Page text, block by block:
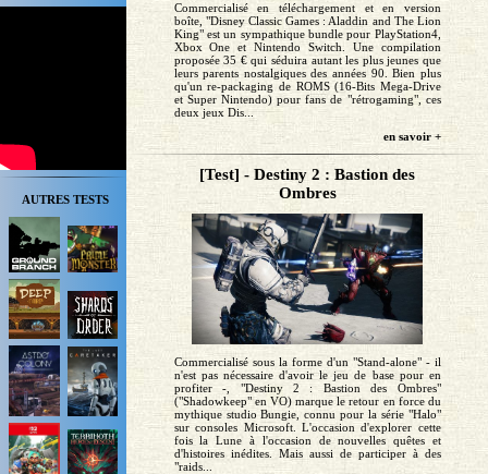
AUTRES TESTS
Commercialisé en téléchargement et en version
boîte, "Disney Classic Games : Aladdin and The Lion
King" est un sympathique bundle pour PlayStation4,
Xbox One et Nintendo Switch. Une compilation
proposée 35 € qui séduira autant les plus jeunes que
leurs parents nostalgiques des années 90. Bien plus
qu'un re-packaging de ROMS (16-Bits Mega-Drive
et Super Nintendo) pour fans de "rétrogaming", ces
deux jeux Dis...
en savoir +
[Test] - Destiny 2 : Bastion des
Ombres
Commercialisé sous la forme d'un "Stand-alone" - il
n'est pas nécessaire d'avoir le jeu de base pour en
profiter -, "Destiny 2 : Bastion des Ombres"
("Shadowkeep" en VO) marque le retour en force du
mythique studio Bungie, connu pour la série "Halo"
sur consoles Microsoft. L'occasion d'explorer cette
fois la Lune à l'occasion de nouvelles quêtes et
d'histoires inédites. Mais aussi de participer à des
"raids...